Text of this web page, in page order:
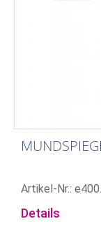
Artikel-Nr.:
Details